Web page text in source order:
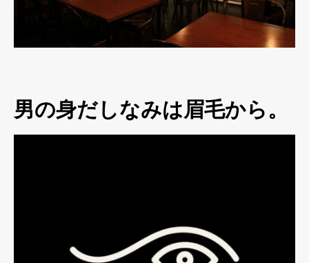
男の身だしなみは眉毛から。